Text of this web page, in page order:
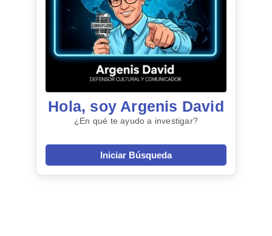
Hola, soy Argenis David
¿En qué te ayudo a investigar?
Iniciar Búsqueda